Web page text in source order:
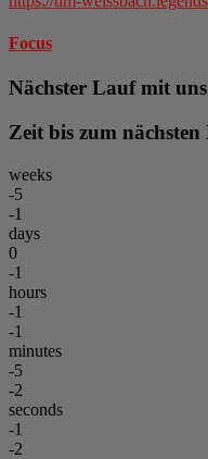
Focus
Nächster Lauf mit
Zeit bis zum
weeks
-5
-1
days
0
-1
hours
-1
-1
minutes
-5
-2
seconds
-1
-2